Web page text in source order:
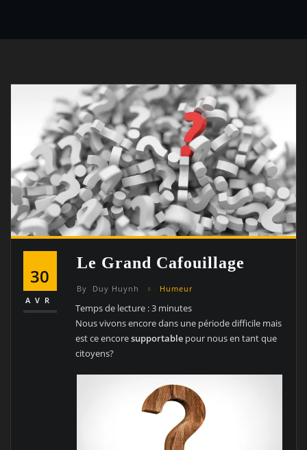
30
AVR
Le Grand Cafouillage
By Duy Huynh Humeur
Temps de lecture :3 minutes
Nous vivons encore dans une période difficile mais
est ce encoresupportable pour nous en tant que
citoyens?